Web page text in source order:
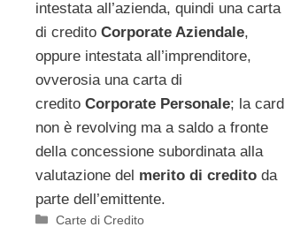
intestata all’azienda, quindi una carta
di credito Corporate Aziendale,
oppure intestata all’imprenditore,
ovverosia una carta di
credito Corporate Personale; la card
non è revolving ma a saldo a fronte
della concessione subordinata alla
valutazione del merito di credito da
parte dell’emittente.
Categorie
Carte di Credito